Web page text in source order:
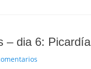
– dia 6: Picardía